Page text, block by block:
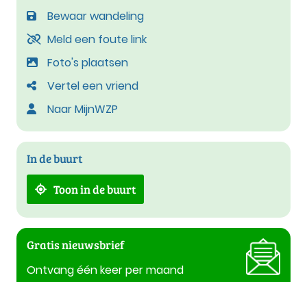
Bewaar wandeling
Meld een foute link
Foto's plaatsen
Vertel een vriend
Naar MijnWZP
In de buurt
Toon in de buurt
Gratis nieuwsbrief
Ontvang één keer per maand